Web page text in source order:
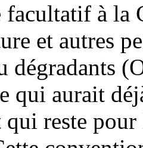
à la
et autres
dégradants
qui aurait
qui reste